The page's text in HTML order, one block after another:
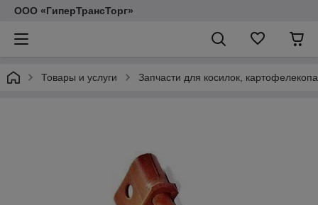
ООО «ГиперТрансТорг»
Товары и услуги Запчасти для косилок,